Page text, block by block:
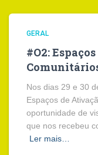
GERAL
#O2:
Nos dias 29 e 30
Espaços de
oportunidade de
que nos recebeu
Ler mais…